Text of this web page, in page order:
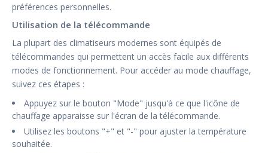
préférences personnelles.
Utilisation de la télécommande
La plupart des climatiseurs modernes sont équipés de
télécommandes qui permettent un accès facile aux différents
modes de fonctionnement. Pour accéder au mode chauffage,
suivez ces étapes :
Appuyez sur le bouton "Mode" jusqu'à ce que l'icône de
chauffage apparaisse sur l'écran de la télécommande.
Utilisez les boutons "+" et "-" pour ajuster la température
souhaitée.